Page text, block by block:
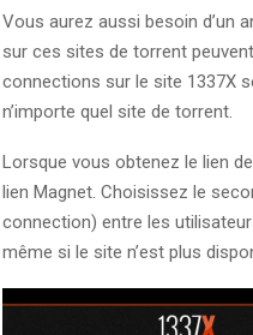
Vous aurez aussi besoin d’un
sur ces sites de torrent
connections sur le site 1337X
n’importe quel site de torrent.
Lorsque vous obtenez le lien
lien Magnet. Choisissez le
connection) entre les
même si le site n’est plus